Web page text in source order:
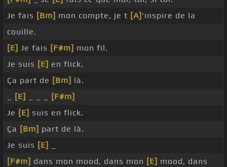
Je fais [Bm] mon compte, je t [A] 'inspire de la
couille.
[E] Je fais [F#m] mon fil.
Je suis [E] en flick.
Ça part de [Bm] là.
[E]
[F#m]
Je [E] suis en flick.
Ça [Bm] part de là.
Je suis [E]
[F#m] dans mon mood, dans mon [E] mood, dans